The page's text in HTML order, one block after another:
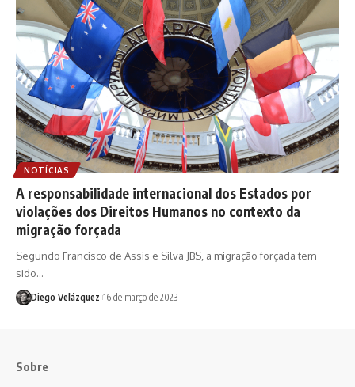
NOTÍCIAS
A responsabilidade internacional dos Estados por
violações dos Direitos Humanos no contexto da
migração forçada
Segundo Francisco de Assis e Silva JBS, a migração forçada tem
sido…
Diego Velázquez 16 de março de 2023
Sobre